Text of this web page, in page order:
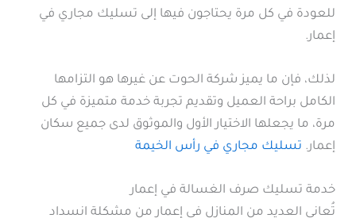
للعودة في كل مرة يحتاجون فيها إلى تسليك مجاري في
إعمار.
لذلك، فإن ما يميز شركة الحوت عن غيرها هو التزامها
الكامل براحة العميل وتقديم تجربة خدمة متميزة في كل
مرة، ما يجعلها الاختيار الأول والموثوق لدى جميع سكان
إعمار. تسليك مجاري في رأس الخيمة
خدمة تسليك صرف الغسالة في إعمار
تُعاني العديد من المنازل في إعمار من مشكلة انسداد